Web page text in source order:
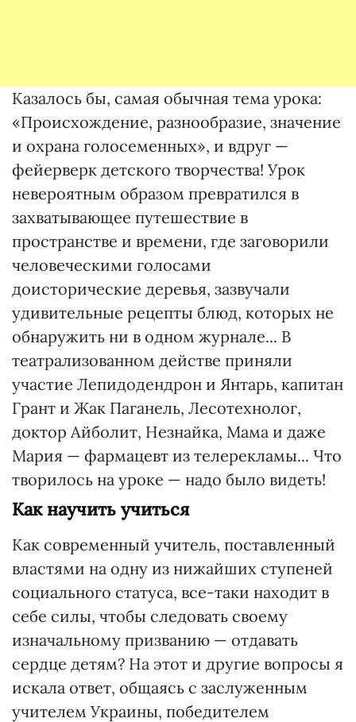
Казалось бы, самая обычная тема урока:
«Происхождение, разнообразие, значение
и охрана голосеменных», и вдруг —
фейерверк детского творчества! Урок
невероятным образом превратился в
захватывающее путешествие в
пространстве и времени, где заговорили
человеческими голосами
доисторические деревья, зазвучали
удивительные рецепты блюд, которых не
обнаружить ни в одном журнале... В
театрализованном действе приняли
участие Лепидодендрон и Янтарь, капитан
Грант и Жак Паганель, Лесотехнолог,
доктор Айболит, Незнайка, Мама и даже
Мария — фармацевт из телерекламы... Что
творилось на уроке — надо было видеть!
Как научить учиться
Как современный учитель, поставленный
властями на одну из нижайших ступеней
социального статуса, все-таки находит в
себе силы, чтобы следовать своему
изначальному призванию — отдавать
сердце детям? На этот и другие вопросы я
искала ответ, общаясь с заслуженным
учителем Украины, победителем